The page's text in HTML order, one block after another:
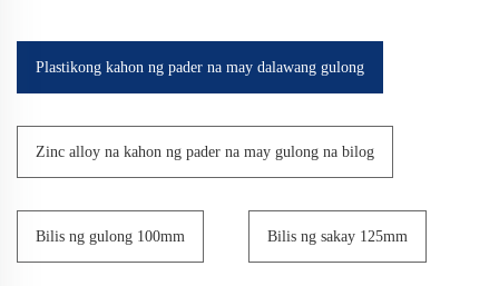
Plastikong kahon ng pader na may dalawang gulong
Zinc alloy na kahon ng pader na may gulong na bilog
Bilis ng gulong 100mm Bilis ng sakay 125mm